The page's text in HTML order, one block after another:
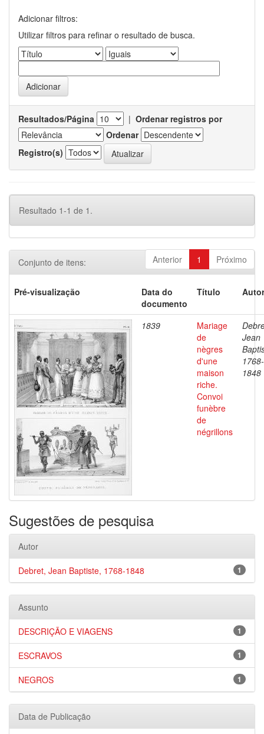
Adicionar filtros:
Utilizar filtros para refinar o resultado de busca.
Resultados/Página | Ordenar registros por
Ordenar
Registro(s)
Resultado 1-1 de 1.
Anterior 1 Próximo
Conjunto de itens:
Pré-visualização
Data do
documento
Título
1839
Mariage
de
nègres
d'une
maison
riche.
Convoi
funèbre
de
négrillons
Jean
1768-
1848
Sugestões de pesquisa
Autor
1
Debret, Jean Baptiste, 1768-1848
Assunto
1
DESCRIÇÃO E VIAGENS
1
ESCRAVOS
1
NEGROS
Data de Publicação